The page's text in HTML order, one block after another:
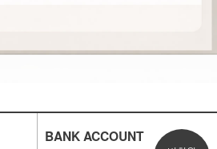
BANK ACCOUNT